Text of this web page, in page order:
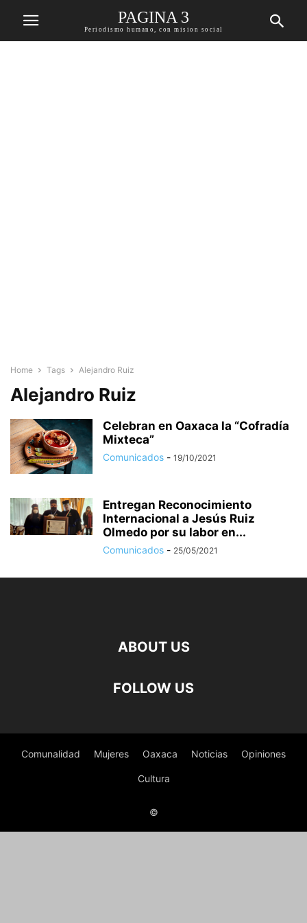
PAGINA 3
Periodismo humano, con mision social
Home Tags Alejandro Ruiz
Alejandro Ruiz
Celebran en Oaxaca la “Cofradía
Mixteca”
Comunicados - 19/10/2021
Entregan Reconocimiento
Internacional a Jesús Ruiz
Olmedo por su labor en...
Comunicados - 25/05/2021
ABOUT US
FOLLOW US
Comunalidad Mujeres Oaxaca Noticias Opiniones
Cultura
©